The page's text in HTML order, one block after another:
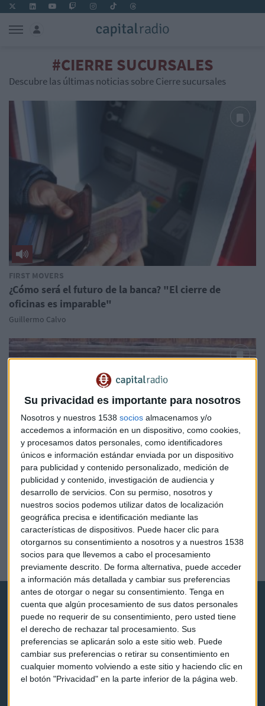
Su privacidad es importante para nosotros
Nosotros y nuestros 1538 socios almacenamos y/o
accedemos a información en un dispositivo, como cookies,
y procesamos datos personales, como identificadores
únicos e información estándar enviada por un dispositivo
para publicidad y contenido personalizado, medición de
publicidad y contenido, investigación de audiencia y
desarrollo de servicios. Con su permiso, nosotros y
nuestros socios podemos utilizar datos de localización
geográfica precisa e identificación mediante las
características de dispositivos. Puede hacer clic para
otorgarnos su consentimiento a nosotros y a nuestros 1538
socios para que llevemos a cabo el procesamiento
previamente descrito. De forma alternativa, puede acceder
a información más detallada y cambiar sus preferencias
antes de otorgar o negar su consentimiento. Tenga en
cuenta que algún procesamiento de sus datos personales
puede no requerir de su consentimiento, pero usted tiene
el derecho de rechazar tal procesamiento. Sus
preferencias se aplicarán solo a este sitio web. Puede
cambiar sus preferencias o retirar su consentimiento en
cualquier momento volviendo a este sitio y haciendo clic en
el botón "Privacidad" en la parte inferior de la página web.
#CIERRE SUCURSALES
Descubre las últimas noticias sobre Cierre sucursales
FIRST MOVERS
¿Cómo será el futuro de la banca? "El cierre de
oficinas es imparable"
Guillermo Calvo
EMPRESAS
BBVA no cerrará oficinas “en este momento”
Redacción Capital Radio
Capital Radio